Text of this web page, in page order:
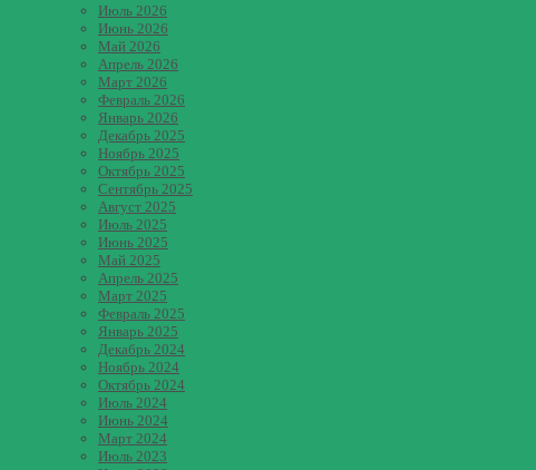
Июль 2026
Июнь 2026
Май 2026
Апрель 2026
Март 2026
Февраль 2026
Январь 2026
Декабрь 2025
Ноябрь 2025
Октябрь 2025
Сентябрь 2025
Август 2025
Июль 2025
Июнь 2025
Май 2025
Апрель 2025
Март 2025
Февраль 2025
Январь 2025
Декабрь 2024
Ноябрь 2024
Октябрь 2024
Июль 2024
Июнь 2024
Март 2024
Июль 2023